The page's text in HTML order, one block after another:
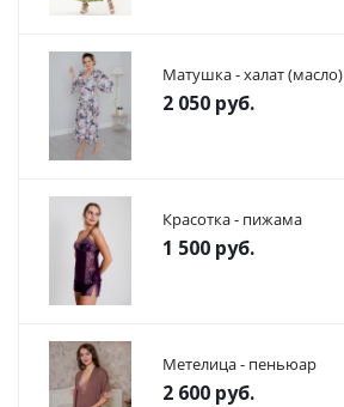
Матушка - халат (масло)
2 050 руб.
Красотка - пижама
1 500 руб.
Метелица - пеньюар
2 600 руб.